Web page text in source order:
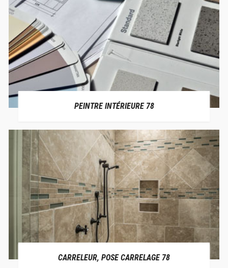
PEINTRE INTÉRIEURE 78
CARRELEUR, POSE CARRELAGE 78